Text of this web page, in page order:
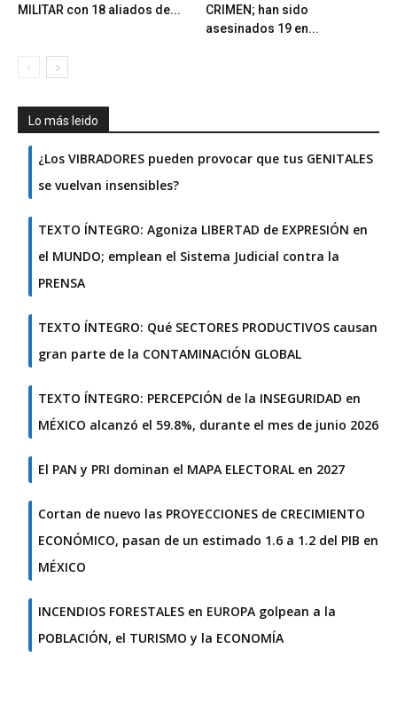
MILITAR con 18 aliados de...
CRIMEN; han sido
asesinados 19 en...
Lo más leido
¿Los VIBRADORES pueden provocar que tus GENITALES
se vuelvan insensibles?
TEXTO ÍNTEGRO: Agoniza LIBERTAD de EXPRESIÓN en
el MUNDO; emplean el Sistema Judicial contra la
PRENSA
TEXTO ÍNTEGRO: Qué SECTORES PRODUCTIVOS causan
gran parte de la CONTAMINACIÓN GLOBAL
TEXTO ÍNTEGRO: PERCEPCIÓN de la INSEGURIDAD en
MÉXICO alcanzó el 59.8%, durante el mes de junio 2026
El PAN y PRI dominan el MAPA ELECTORAL en 2027
Cortan de nuevo las PROYECCIONES de CRECIMIENTO
ECONÓMICO, pasan de un estimado 1.6 a 1.2 del PIB en
MÉXICO
INCENDIOS FORESTALES en EUROPA golpean a la
POBLACIÓN, el TURISMO y la ECONOMÍA